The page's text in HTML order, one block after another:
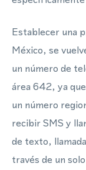
Establecer una
México, se
un número de
área 642, ya
un número
recibir SMS y
de texto,
través de un